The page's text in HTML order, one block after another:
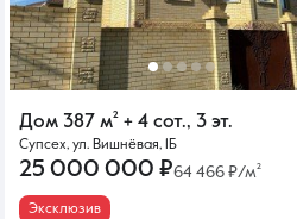
Дом 387 м² + 4 сот., 3 эт.
Супсех, ул. Вишнёвая, 1Б
25 000 000 ₽64 466 ₽/м²
Эксклюзив